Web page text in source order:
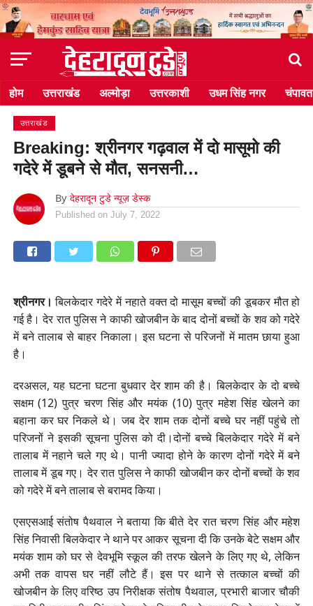
होम उत्तराखंड अल्मोड़ा उत्तरकाशी उधम सिंह नगर चंपावत
उत्तराखंड
Breaking: श्रीनगर गढ़वाल में दो मासूमो की
गदेरे में डूबने से मौत, सनसनी…
By देहरादून टुडे न्यूज़ डेस्क
Published on July 7, 2022
श्रीनगर। बिलकेदार गदेरे में नहाते वक्त दो मासूम बच्चों की डूबकर मौत हो
गई है। देर रात पुलिस ने काफी खोजबीन के बाद दोनों बच्चों के शव को गदेरे
में बने तालाब से बाहर निकाला। इस घटना से परिजनों में मातम छाया हुआ
है।
दरअसल, यह घटना घटना बुधवार देर शाम की है। बिलकेदार के दो बच्चे
सक्षम (12) पुत्र चरण सिंह और मयंक (10) पुत्र महेश सिंह खेलने का
बहाना कर घर निकले थे। जब देर शाम तक दोनों बच्चे घर नहीं पहुंचे तो
परिजनों ने इसकी सूचना पुलिस को दी।दोनों बच्चे बिलकेदार गदेरे में बने
तालाब में नहाने चले गए थे। पानी ज्यादा होने के कारण दोनों गदेरे में बने
तालाब में डूब गए। देर रात पुलिस ने काफी खोजबीन कर दोनों बच्चों के शव
को गदेरे में बने तालाब से बरामद किया।
एसएसआई संतोष पैथवाल ने बताया कि बीते देर रात चरण सिंह और महेश
सिंह निवासी बिलकेदार ने थाने पर आकर सूचना दी कि उनके बेटे सक्षम और
मयंक शाम को घर से देवभूमि स्कूल की तरफ खेलने के लिए गए थे, लेकिन
अभी तक वापस घर नहीं लौटे हैं। इस पर थाने से तत्काल बच्चों की
खोजबीन के लिए वरिष्ठ उप निरीक्षक संतोष पैथवाल, प्रभारी बाजार चौकी